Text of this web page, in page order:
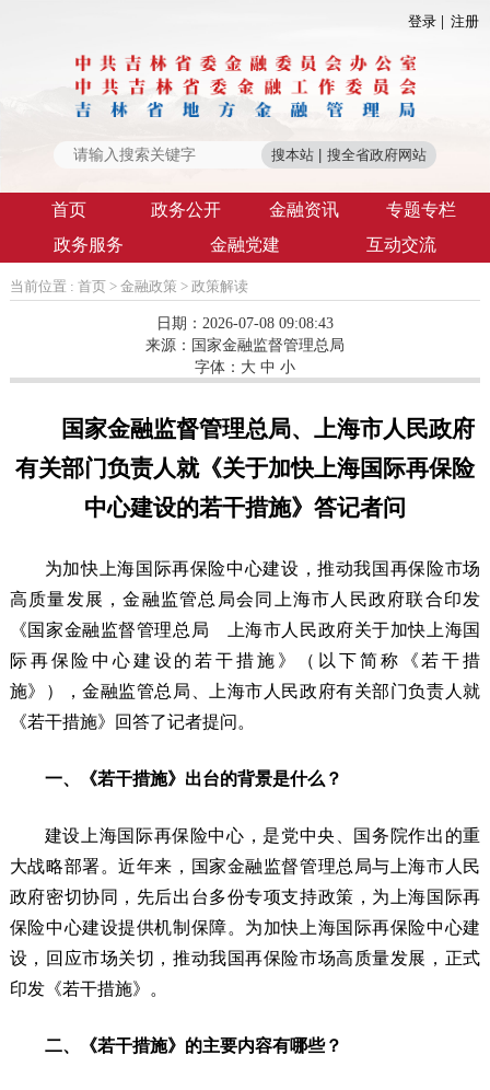
登录 注册
首页 政务公开 金融资讯
专题专栏
政务服务
金融党建 互动交流
当前位置 : 首页 > 金融政策 > 政策解读
日期：2026-07-08 09:08:43
来源： 国家金融监督管理总局
字体： 大 中 小
国家金融监督管理总局、上海市人民政府
有关部门负责人就《关于加快上海国际再保险
中心建设的若干措施》答记者问
为加快上海国际再保险中心建设，推动我国再保险市场
高质量发展，金融监管总局会同上海市人民政府联合印发
《国家金融监督管理总局 上海市人民政府关于加快上海国
际再保险中心建设的若干措施》（以下简称《若干措
施》），金融监管总局、上海市人民政府有关部门负责人就
《若干措施》回答了记者提问。
一、《若干措施》出台的背景是什么？
建设上海国际再保险中心，是党中央、国务院作出的重
大战略部署。近年来，国家金融监督管理总局与上海市人民
政府密切协同，先后出台多份专项支持政策，为上海国际再
保险中心建设提供机制保障。为加快上海国际再保险中心建
设，回应市场关切，推动我国再保险市场高质量发展，正式
印发《若干措施》。
二、《若干措施》的主要内容有哪些？